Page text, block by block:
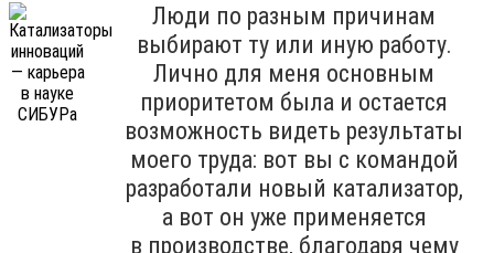
Люди по разным причинам
выбирают ту или иную работу.
Лично для меня основным
приоритетом была и остается
возможность видеть результаты
моего труда: вот вы с командой
разработали новый катализатор,
а вот он уже применяется
в производстве, благодаря чему